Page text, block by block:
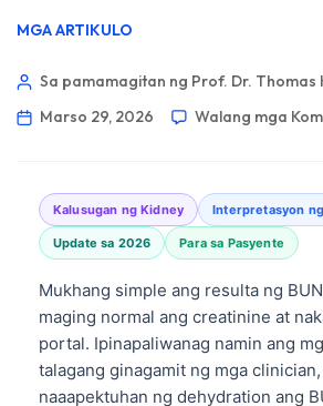
MGA ARTIKULO
Sa pamamagitan ng Prof. Dr. Thomas
Marso 29, 2026
Walang mga
Kalusugan ng Kidney Interpretasyon
Update sa 2026 Para sa Pasyente
Mukhang simple ang resulta ng
maging normal ang creatinine at
portal. Ipinapaliwanag namin ang
talagang ginagamit ng mga
naaapektuhan ng dehydration ang